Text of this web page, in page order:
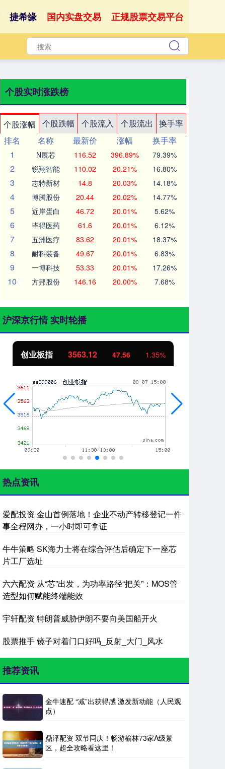
捷希缘 国内实盘交易 正规股票交易平台
个股实时涨跌榜
个股涨幅 个股跌幅 个股流入 个股流出
换手率
排名
名称 最新价 涨幅
换手率
1
N展芯 116.52 396.89% 79.39%
2 锐翔智能 110.02 20.21% 16.80%
3 志特新材 14.8 20.03% 14.18%
4 博腾股份 20.44 20.02% 14.77%
5 近岸蛋白 46.72 20.01% 5.62%
6 毕得医药 61.6 20.01% 6.12%
7 五洲医疗 83.62 20.01% 18.37%
8 耐科装备 49.67 20.01% 6.83%
9 一博科技 53.33 20.01% 17.26%
10 方邦股份 146.16 20.00% 7.68%
沪深京行情 实时轮播
创业板指 3563.12 47.56 1.35%
热点资讯
爱配投资 金山首例落地！企业不动产转移登记一件
事全程网办，一小时即可拿证
牛牛策略 SK海力士将在综合评估后确定下一座芯
片工厂选址
六六配资 从“芯”出发，为功率路径“把关”：MOS管
选型如何赋能终端能效
宇轩配资 特朗普威胁伊朗不要向美国船开火
股票推手 镜子对着门口好吗_反射_大门_风水
推荐资讯
金牛速配 “减”出获得感 激发新动能（人民观
点）
鼎泽配资 双节同庆！畅游榆林73家A级景
区，超全攻略看这里！